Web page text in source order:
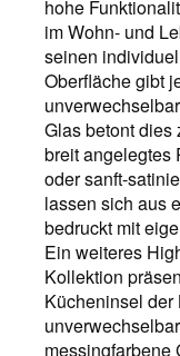
hohe
im Wohn- und
seinen
Oberfläche gibt
Glas betont dies
breit angelegtes
oder sanft-
lassen sich aus
bedruckt mit
Ein weiteres
Kollektion
Kücheninsel der
messingfarbene